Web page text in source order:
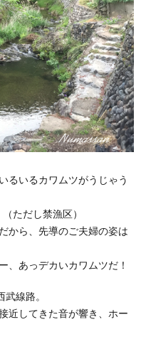
るいるカワムツがうじゃう
ただし禁漁区）
から、先導のご夫婦の姿は
、あっデカいカワムツだ！
線路。
近してきた音が響き、ホー